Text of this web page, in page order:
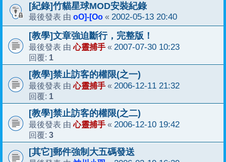
[紀錄]竹貓星球MOD安裝紀錄
最後發表 由 oO]-[Oo « 2002-05-13 20:40
[教學]文章強迫斷行，完整版！
最後發表 由心靈捕手 « 2007-07-30 10:23
回覆: 1
[教學]禁止訪客的權限(之一)
最後發表 由心靈捕手 « 2006-12-11 21:32
回覆: 1
[教學]禁止訪客的權限(之二)
最後發表 由心靈捕手 « 2006-12-10 19:42
回覆: 3
[其它]郵件強制大五碼發送